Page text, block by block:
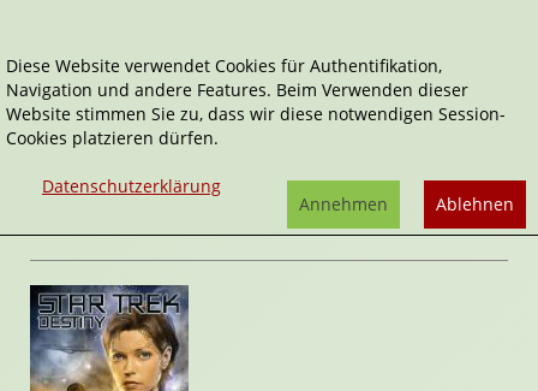
Home Belletristik Götter der Macht
Star Trek Destiny
Götter der Macht
Diese Website verwendet Cookies für Authentifikation,
Navigation und andere Features. Beim Verwenden dieser
Website stimmen Sie zu, dass wir diese notwendigen Session-
Cookies platzieren dürfen.
Datenschutzerklärung
Ablehnen
Annehmen